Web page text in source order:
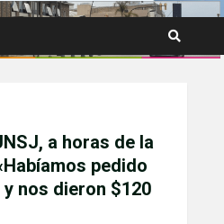
a horas de la
pedido
nos dieron $120